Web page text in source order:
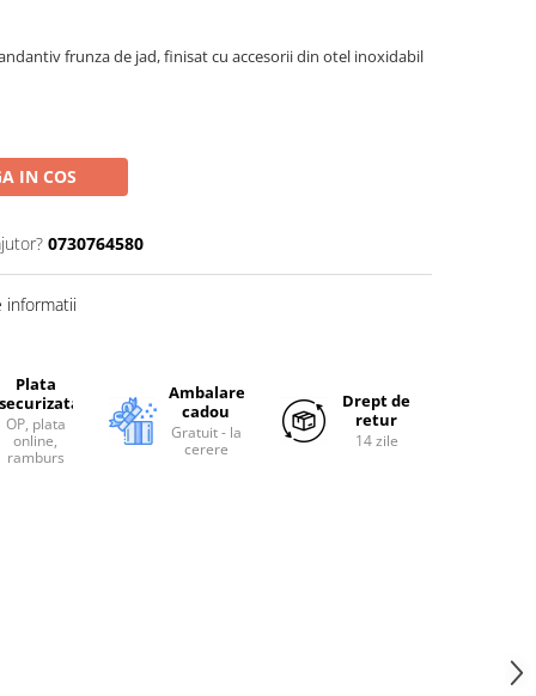
frunza de jad, finisat cu accesorii din otel inoxidabil
IN COS
0730764580
informatii
Plata
OP, plata
online,
ramburs
Ambalare
cadou
Gratuit - la
cerere
Drept de
retur
14 zile